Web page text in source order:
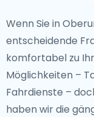
Wenn Sie in
entscheidende
komfortabel zu
Möglichkeiten –
Fahrdienste –
haben wir die